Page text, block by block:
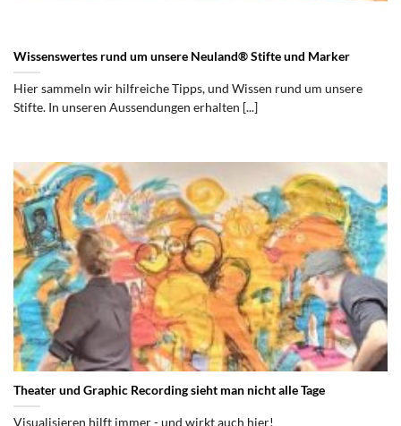
Wissenswertes rund um unsere Neuland® Stifte und Marker
Hier sammeln wir hilfreiche Tipps, und Wissen rund um unsere
Stifte. In unseren Aussendungen erhalten [...]
Theater und Graphic Recording sieht man nicht alle Tage
Visualisieren hilft immer - und wirkt auch hier!